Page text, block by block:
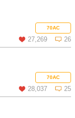
コメントを見る70AC
27,269 26
コメントを見る70AC
28,037 25